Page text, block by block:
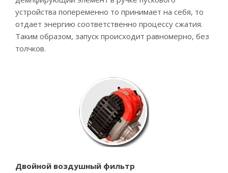
устройства попеременно то принимает на себя, то
отдает энергию соответственно процессу сжатия.
Таким образом, запуск происходит равномерно, без
толчков.
Двойной воздушный фильтр